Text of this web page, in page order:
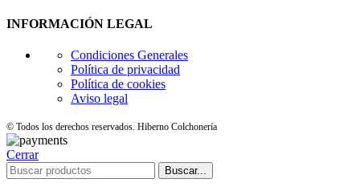
INFORMACIÓN LEGAL
Condiciones Generales
Política de privacidad
Política de cookies
Aviso legal
© Todos los derechos reservados. Hiberno Colchonería
Cerrar
Buscar...